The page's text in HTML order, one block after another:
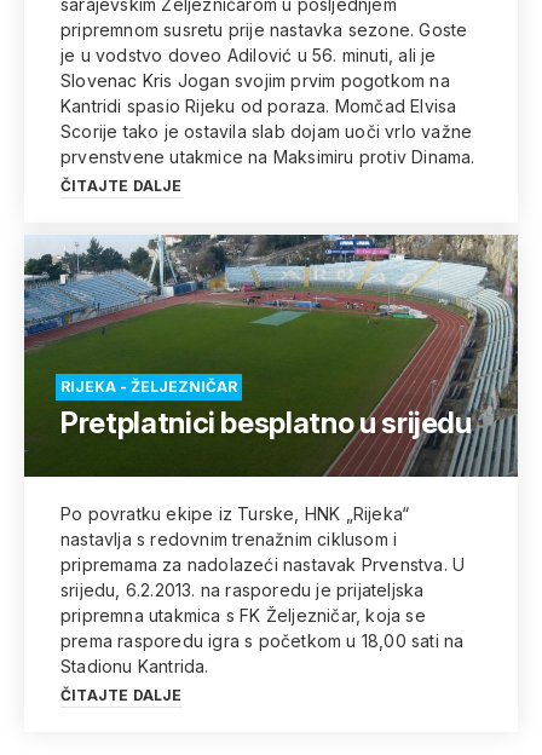
sarajevskim Željezničarom u posljednjem
pripremnom susretu prije nastavka sezone. Goste
je u vodstvo doveo Adilović u 56. minuti, ali je
Slovenac Kris Jogan svojim prvim pogotkom na
Kantridi spasio Rijeku od poraza. Momčad Elvisa
Scorije tako je ostavila slab dojam uoči vrlo važne
prvenstvene utakmice na Maksimiru protiv Dinama.
ČITAJTE DALJE
RIJEKA - ŽELJEZNIČAR
Pretplatnici besplatno u srijedu
Po povratku ekipe iz Turske, HNK „Rijeka“
nastavlja s redovnim trenažnim ciklusom i
pripremama za nadolazeći nastavak Prvenstva. U
srijedu, 6.2.2013. na rasporedu je prijateljska
pripremna utakmica s FK Željezničar, koja se
prema rasporedu igra s početkom u 18,00 sati na
Stadionu Kantrida.
ČITAJTE DALJE